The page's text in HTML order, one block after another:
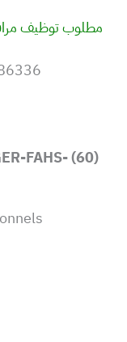
مطلوب توظيف
FAHS-